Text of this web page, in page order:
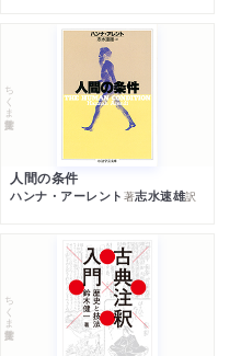
ちくま学芸文庫
人間の条件
ハンナ・アーレント 著志水速雄訳
ちくま学芸文庫